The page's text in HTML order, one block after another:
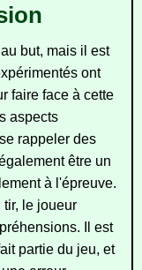
but, mais il est
ont
faire face à cette
aspects
rappeler des
être un
à l'épreuve.
tir, le joueur
Il est
partie du jeu, et